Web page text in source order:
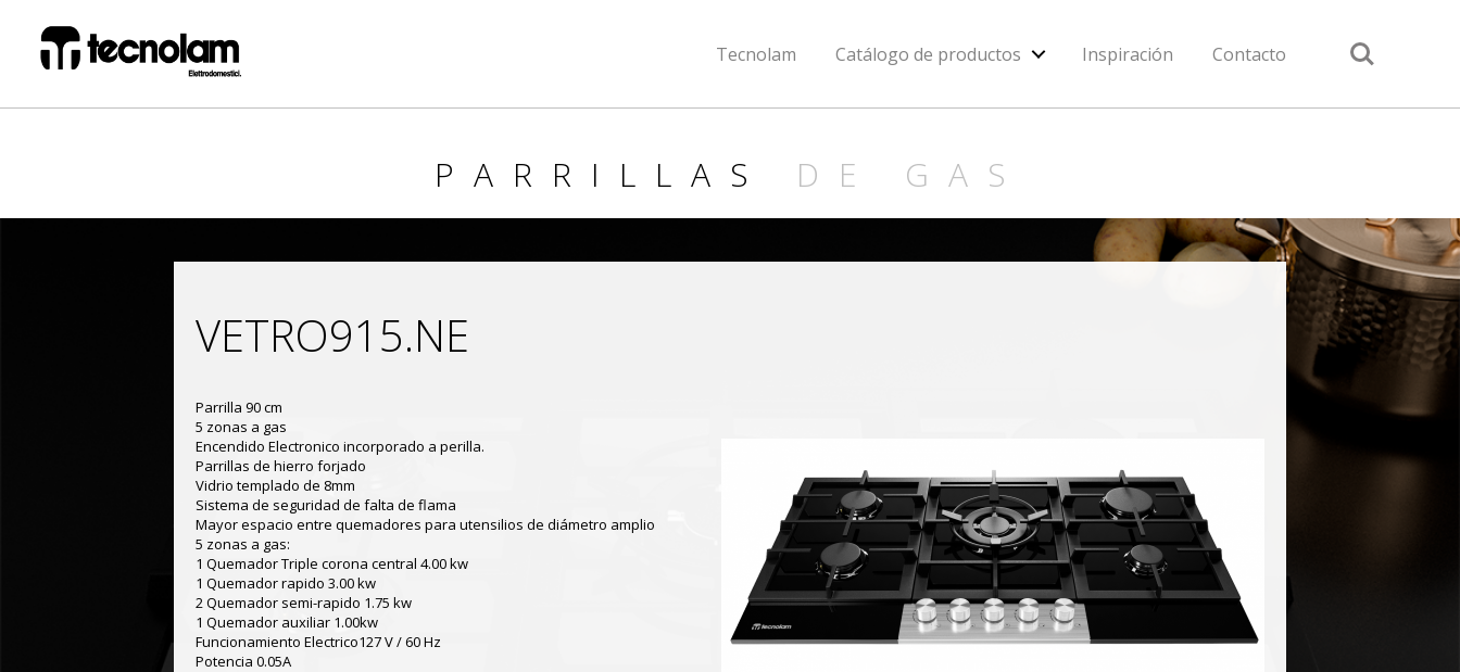
Tecnolam Catálogo de productos Inspiración Contacto Search
PARRILLAS DE GAS
VETRO915.NE
Parrilla 90 cm
5 zonas a gas
Encendido Electronico incorporado a perilla.
Parrillas de hierro forjado
Vidrio templado de 8mm
Sistema de seguridad de falta de flama
Mayor espacio entre quemadores para utensilios de diámetro amplio
5 zonas a gas:
1 Quemador Triple corona central 4.00 kw
1 Quemador rapido 3.00 kw
2 Quemador semi-rapido 1.75 kw
1 Quemador auxiliar 1.00kw
Funcionamiento Electrico127 V / 60 Hz
Potencia 0.05A